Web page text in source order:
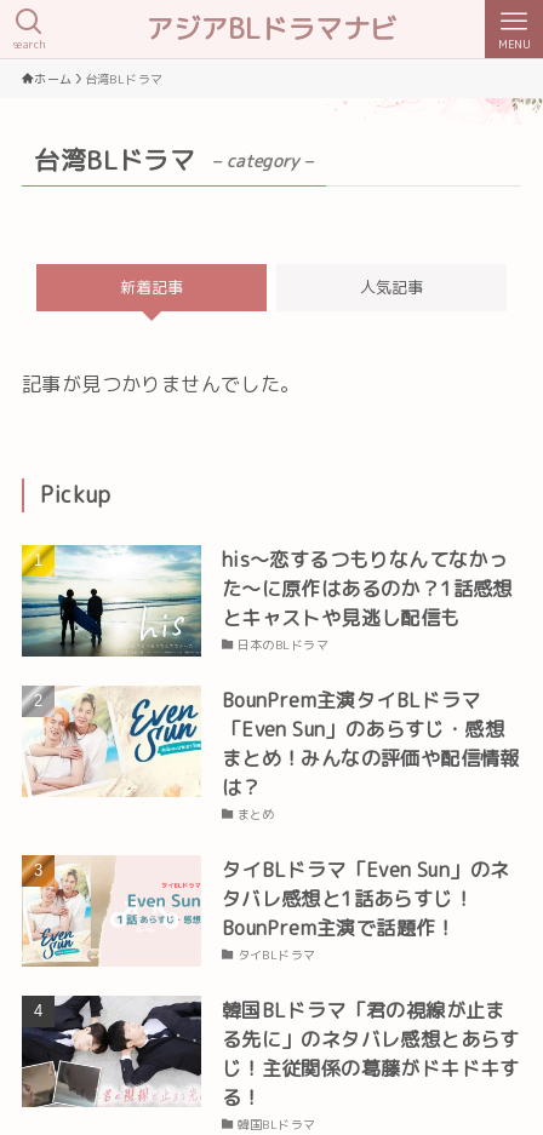
アジアBLドラマナビ
search MENU
ホーム 台湾BLドラマ
台湾BLドラマ – category –
新着記事 人気記事
記事が見つかりませんでした。
Pickup
his～恋するつもりなんてなかっ
た～に原作はあるのか？1話感想
とキャストや見逃し配信も
日本のBLドラマ
BounPrem主演タイBLドラマ
「Even Sun」のあらすじ・感想
まとめ！みんなの評価や配信情報
は？
まとめ
タイBLドラマ「Even Sun」のネ
タバレ感想と1話あらすじ！
BounPrem主演で話題作！
タイBLドラマ
韓国BLドラマ「君の視線が止ま
る先に」のネタバレ感想とあらす
じ！主従関係の葛藤がドキドキす
る！
韓国BLドラマ